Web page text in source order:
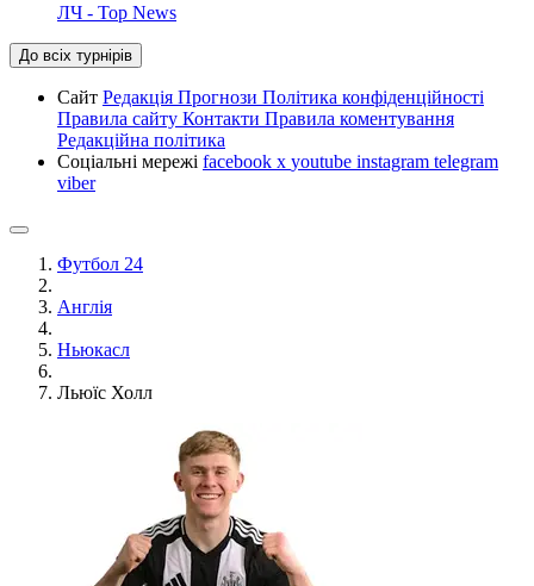
ЛЧ - Top News
До всіх турнірів
Сайт Редакція Прогнози Політика конфіденційності
Правила сайту Контакти Правила коментування
Редакційна політика
Соціальні мережі facebook x youtube instagram telegram
viber
Футбол 24
Англія
Ньюкасл
Льюїс Холл